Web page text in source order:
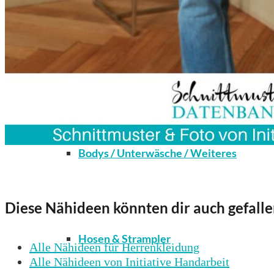
Kleidung
Bodys / Unterwäsche / Weiteres
Hosen & Strampler
Diese Nähideen könnten dir auch
Alle Nähideen für Herrenkleidung
Alle Nähideen von Initiative Handarbeit